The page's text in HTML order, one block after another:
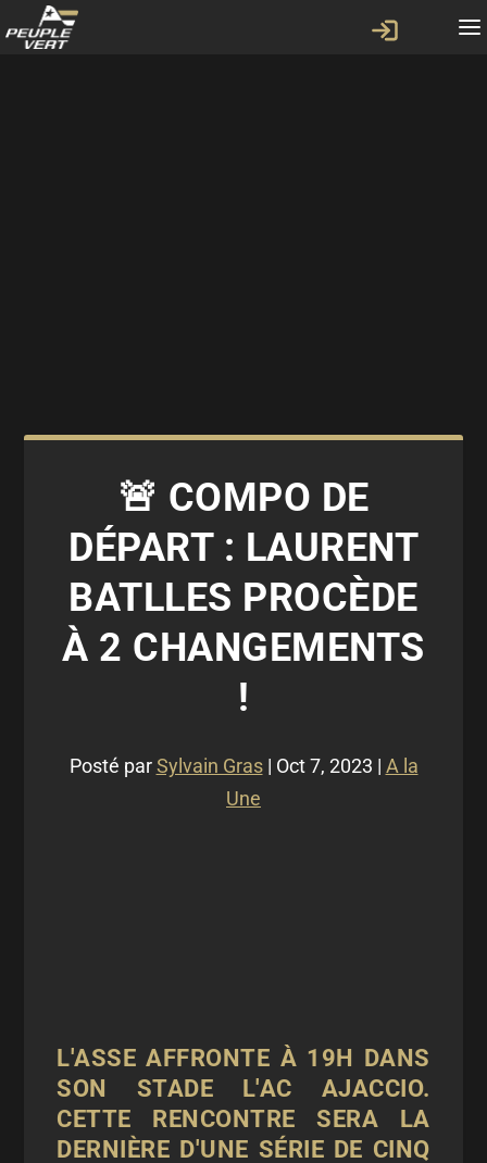
🚨 COMPO DE
DÉPART : LAURENT
BATLLES PROCÈDE
À 2 CHANGEMENTS
!
Posté parSylvain Gras| Oct 7, 2023 | A la
Une
L'ASSE AFFRONTE À 19H DANS
SON STADE L'AC AJACCIO.
CETTE RENCONTRE SERA LA
DERNIÈRE D'UNE SÉRIE DE CINQ